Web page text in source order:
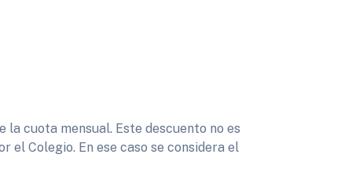
la cuota mensual. Este descuento no es
el Colegio. En ese caso se considera el